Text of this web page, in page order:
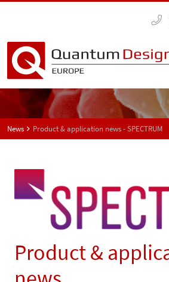
News Product & application news - SPECTRUM
Product &